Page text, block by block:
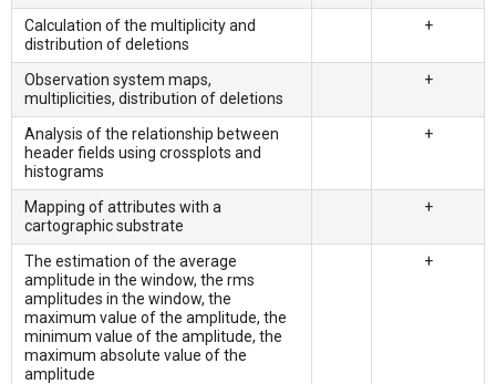
Calculation of the multiplicity and
distribution of deletions
+
Observation system maps,
multiplicities, distribution of deletions
+
Analysis of the relationship between
header fields using crossplots and
histograms
+
Mapping of attributes with a
cartographic substrate
+
The estimation of the average
amplitude in the window, the rms
amplitudes in the window, the
maximum value of the amplitude, the
minimum value of the amplitude, the
maximum absolute value of the
amplitude
+